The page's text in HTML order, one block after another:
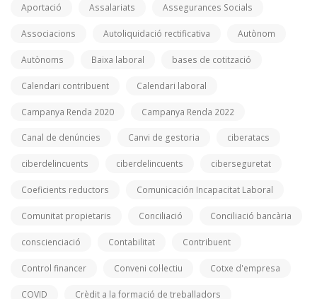
Aportació Assalariats Assegurances Socials
Associacions Autoliquidació rectificativa Autònom
Autònoms Baixa laboral bases de cotització
Calendari contribuent Calendari laboral
Campanya Renda 2020 Campanya Renda 2022
Canal de denúncies Canvi de gestoria ciberatacs
ciberdelincuents ciberdelincuents ciberseguretat
Coeficients reductors Comunicación Incapacitat Laboral
Comunitat propietaris Conciliació Conciliació bancària
conscienciació Contabilitat Contribuent
Control financer Conveni col·lectiu Cotxe d'empresa
COVID Crèdit a la formació de treballadors